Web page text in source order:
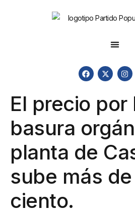
El precio por
basura
planta de
sube más
ciento.